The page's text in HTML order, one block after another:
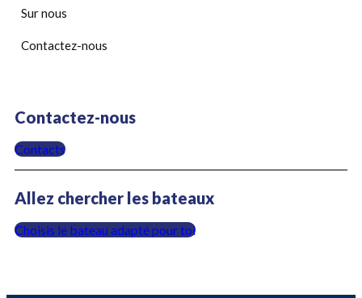
Sur nous
Contactez-nous
Contactez-nous
Contacts
Allez chercher les bateaux
Choisis le bateau adapté pour toi